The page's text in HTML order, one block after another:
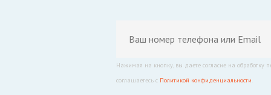
Нажимая на кнопку, вы даете согласие на обработку
соглашаетесь с Политикой конфиденциальности